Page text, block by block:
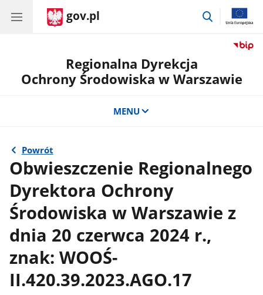
gov.pl
przejdź
Regionalna Dyrekcja
Ochrony Środowiska w Warszawie
MENU
Powrót
Obwieszczenie Regionalnego
Dyrektora Ochrony
Środowiska w Warszawie z
dnia 20 czerwca 2024 r.,
znak: WOOŚ-
II.420.39.2023.AGO.17